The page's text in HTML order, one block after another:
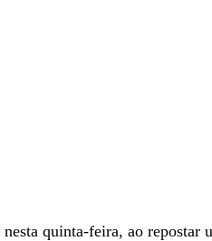
quinta-feira, ao repostar